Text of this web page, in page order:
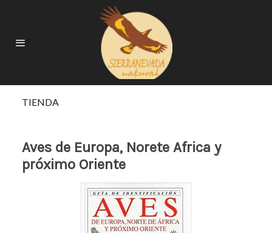
TIENDA
Aves de Europa, Norete Africa y
próximo Oriente